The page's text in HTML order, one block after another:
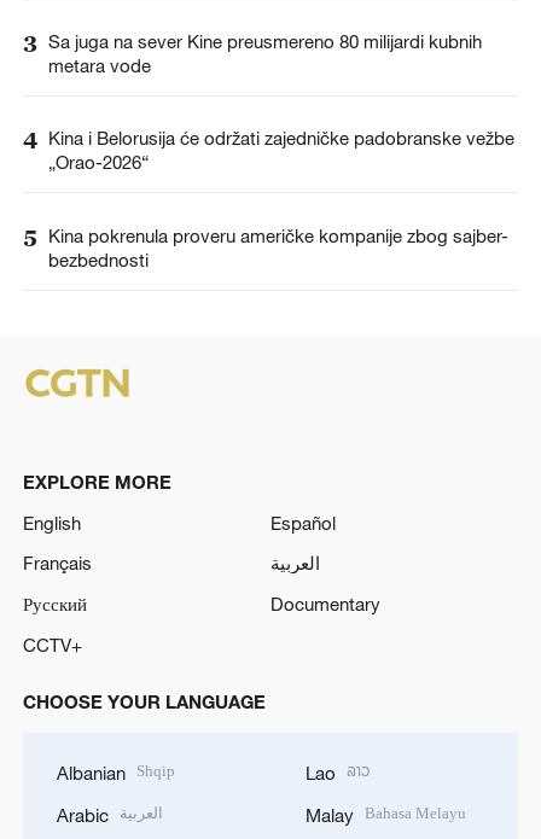
3 Sa juga na sever Kine preusmereno 80 milijardi kubnih
metara vode
4 Kina i Belorusija će održati zajedničke padobranske vežbe
„Orao-2026“
5
Kina pokrenula proveru američke kompanije zbog sajber-
bezbednosti
EXPLORE MORE
English
Español
Français
العربية
Русский
Documentary
CCTV+
CHOOSE YOUR LANGUAGE
Albanian Shqip
Arabic العربية
Lao ລາວ
Malay Bahasa Melayu